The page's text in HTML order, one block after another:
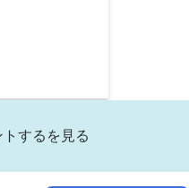
するを見る